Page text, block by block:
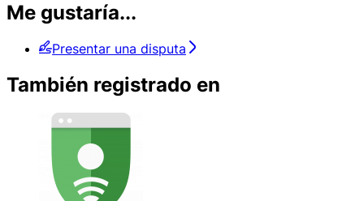
Me gustaría...
Presentar una disputa
También registrado en